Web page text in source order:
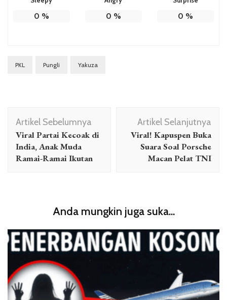
0 % 0 % 0 %
PKL Pungli Yakuza
Navigasi
Artikel
Artikel Sebelumnya
Viral Partai Kecoak di
India, Anak Muda
Ramai-Ramai Ikutan
Artikel Selanjutnya
Viral! Kapuspen Buka
Suara Soal Porsche
Macan Pelat TNI
Anda mungkin juga suka...